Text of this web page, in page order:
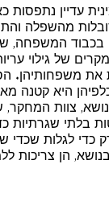
עדיין
מהשפלה
בכבוד המשפחה,
של גילוי
משפחותיהן.
היא קטנה
צוות המחקר,
בלתי שגרתיות
לגלות שכדי
הן צריכות